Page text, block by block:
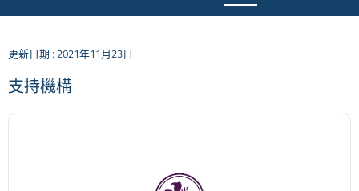
更新日期 : 2021年11月23日
支持機構